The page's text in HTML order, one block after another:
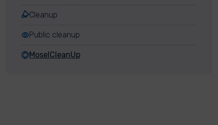
Cleanup
Public cleanup
MoselCleanUp